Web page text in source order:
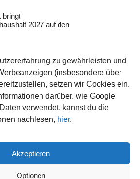
zu gewährleisten und
(insbesondere über
setzen wir Cookies ein.
darüber, wie Google
verwendet, kannst du die
nachlesen, hier.
Akzeptieren
Optionen
bringt
2027 auf den
Prozesse
ich im moment
WISSEN123.DE
IMPRESSUM
DATENSCHUTZ